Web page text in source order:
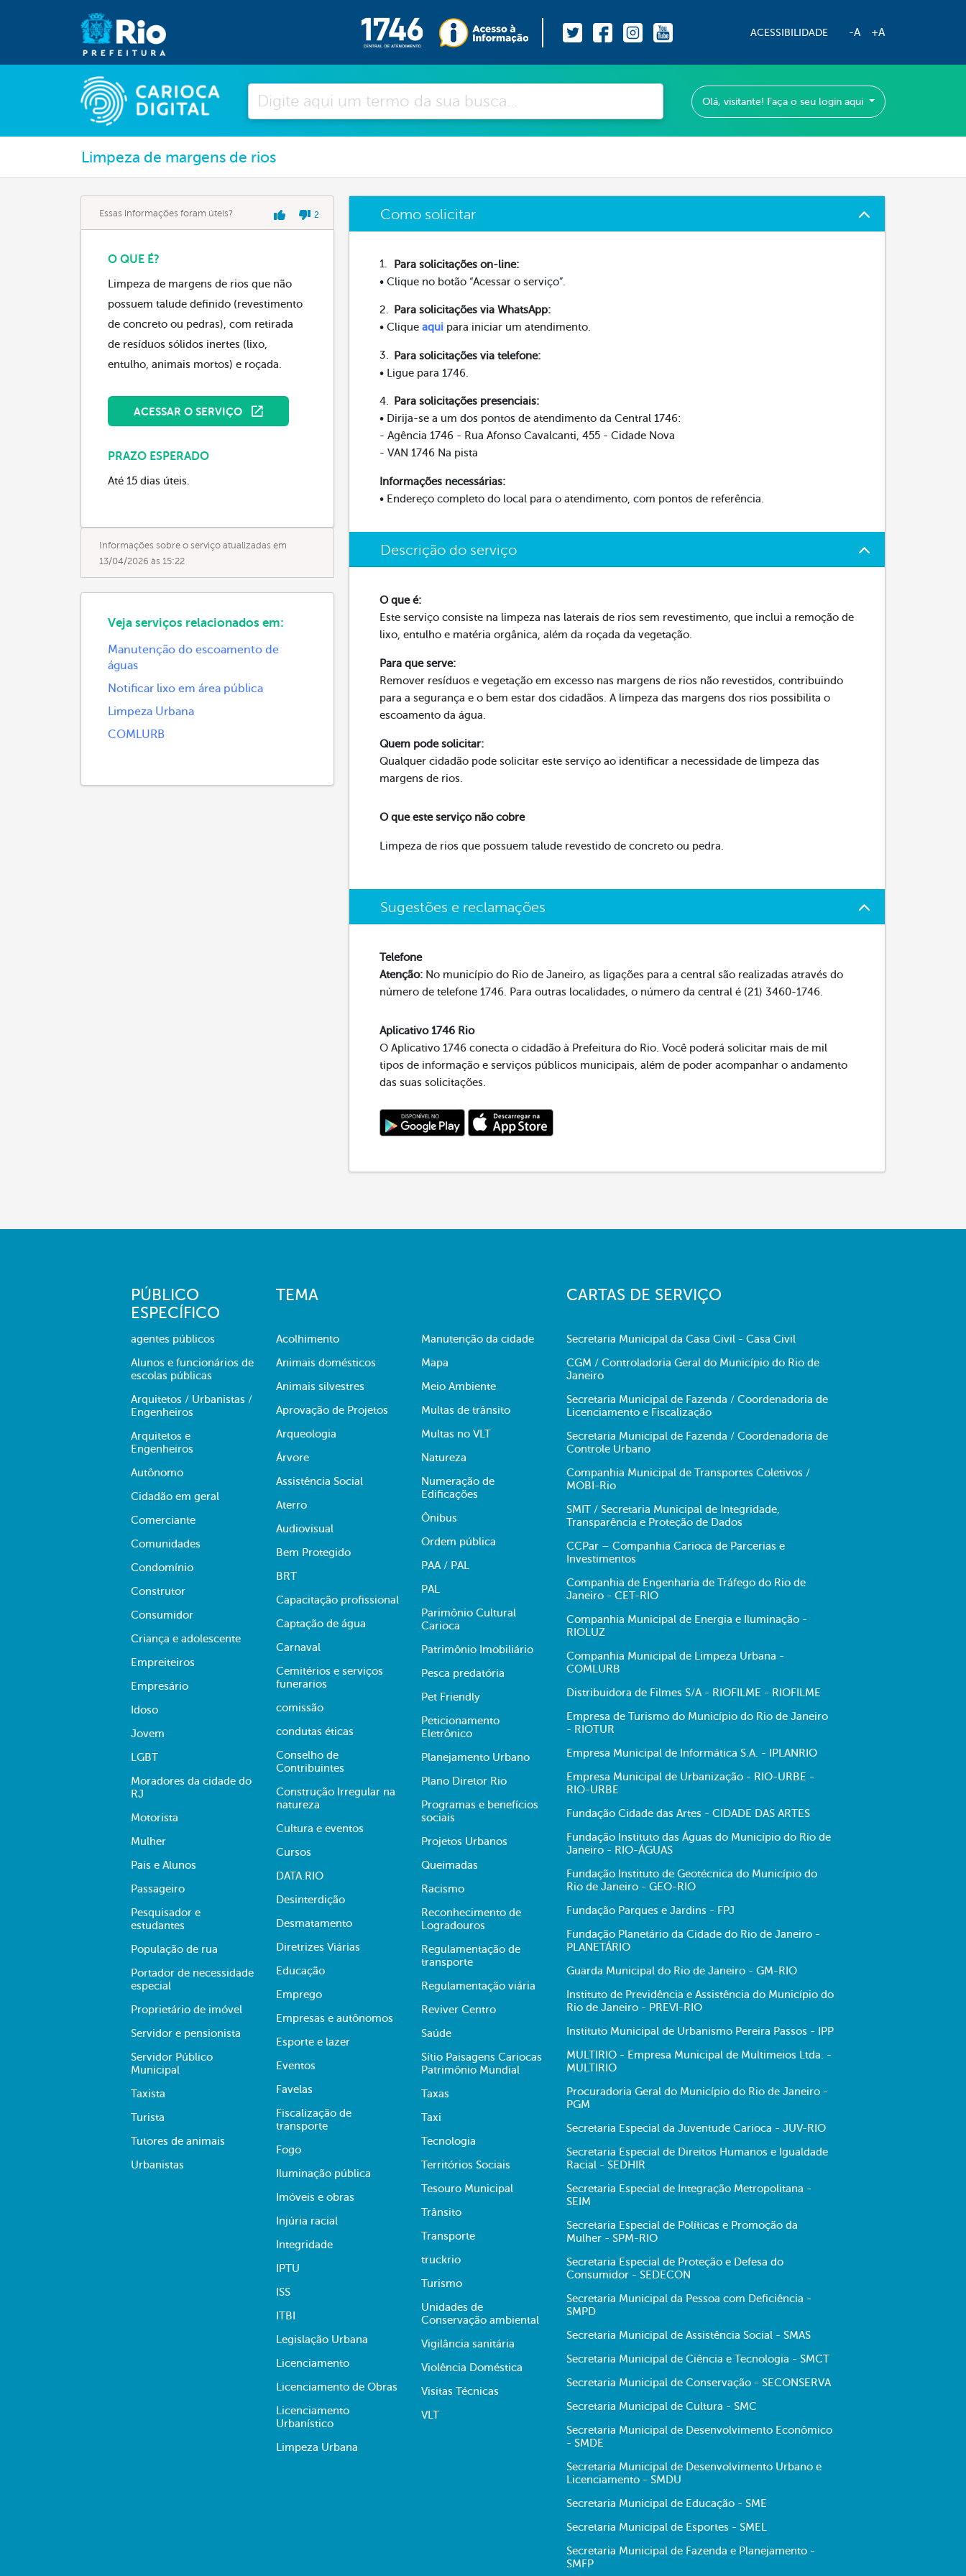
ACESSIBILIDADE -A +A
Pesquisar
Olá, visitante! Faça o seu login aqui
Limpeza de margens de rios
Essas informações foram úteis? 2
O QUE É?
Limpeza de margens de rios que não
possuem talude definido (revestimento
de concreto ou pedras), com retirada
de resíduos sólidos inertes (lixo,
entulho, animais mortos) e roçada.
ACESSAR O SERVIÇO
PRAZO ESPERADO
Até 15 dias úteis.
Informações sobre o serviço atualizadas em
13/04/2026 às 15:22
Veja serviços relacionados em:
Manutenção do escoamento de
águas
Notificar lixo em área pública
Limpeza Urbana
COMLURB
Como solicitar
Para solicitações on-line:
• Clique no botão “Acessar o serviço”.
Para solicitações via WhatsApp:
• Cliqueaqui para iniciar um atendimento.
Para solicitações via telefone:
• Ligue para 1746.
Para solicitações presenciais:
• Dirija-se a um dos pontos de atendimento da Central 1746:
- Agência 1746 - Rua Afonso Cavalcanti, 455 - Cidade Nova
- VAN 1746 Na pista
Informações necessárias:
• Endereço completo do local para o atendimento, com pontos de referência.
Descrição do serviço
O que é:
Este serviço consiste na limpeza nas laterais de rios sem revestimento, que inclui a remoção de
lixo, entulho e matéria orgânica, além da roçada da vegetação.
Para que serve:
Remover resíduos e vegetação em excesso nas margens de rios não revestidos, contribuindo
para a segurança e o bem estar dos cidadãos. A limpeza das margens dos rios possibilita o
escoamento da água.
Quem pode solicitar:
Qualquer cidadão pode solicitar este serviço ao identificar a necessidade de limpeza das
margens de rios.
O que este serviço não cobre
Limpeza de rios que possuem talude revestido de concreto ou pedra.
Sugestões e reclamações
Telefone
Atenção: No município do Rio de Janeiro, as ligações para a central são realizadas através do
número de telefone 1746. Para outras localidades, o número da central é (21) 3460-1746.
Aplicativo 1746 Rio
O Aplicativo 1746 conecta o cidadão à Prefeitura do Rio. Você poderá solicitar mais de mil
tipos de informação e serviços públicos municipais, além de poder acompanhar o andamento
das suas solicitações.
PÚBLICO
ESPECÍFICO
agentes públicos
Alunos e funcionários de
escolas públicas
Arquitetos / Urbanistas /
Engenheiros
Arquitetos e
Engenheiros
Autônomo
Cidadão em geral
Comerciante
Comunidades
Condomínio
Construtor
Consumidor
Criança e adolescente
Empreiteiros
Empresário
Idoso
Jovem
LGBT
Moradores da cidade do
RJ
Motorista
Mulher
Pais e Alunos
Passageiro
Pesquisador e
estudantes
População de rua
Portador de necessidade
especial
Proprietário de imóvel
Servidor e pensionista
Servidor Público
Municipal
Taxista
Turista
Tutores de animais
Urbanistas
TEMA
Acolhimento
Animais domésticos
Animais silvestres
Aprovação de Projetos
Arqueologia
Árvore
Assistência Social
Aterro
Audiovisual
Bem Protegido
BRT
Capacitação profissional
Captação de água
Carnaval
Cemitérios e serviços
funerarios
comissão
condutas éticas
Conselho de
Contribuintes
Construção Irregular na
natureza
Cultura e eventos
Cursos
DATA.RIO
Desinterdição
Desmatamento
Diretrizes Viárias
Educação
Emprego
Empresas e autônomos
Esporte e lazer
Eventos
Favelas
Fiscalização de
transporte
Fogo
Iluminação pública
Imóveis e obras
Injúria racial
Integridade
IPTU
ISS
ITBI
Legislação Urbana
Licenciamento
Licenciamento de Obras
Licenciamento
Urbanístico
Limpeza Urbana
Manutenção da cidade
Mapa
Meio Ambiente
Multas de trânsito
Multas no VLT
Natureza
Numeração de
Edificações
Ônibus
Ordem pública
PAA / PAL
PAL
Parimônio Cultural
Carioca
Patrimônio Imobiliário
Pesca predatória
Pet Friendly
Peticionamento
Eletrônico
Planejamento Urbano
Plano Diretor Rio
Programas e benefícios
sociais
Projetos Urbanos
Queimadas
Racismo
Reconhecimento de
Logradouros
Regulamentação de
transporte
Regulamentação viária
Reviver Centro
Saúde
Sítio Paisagens Cariocas
Patrimônio Mundial
Taxas
Taxi
Tecnologia
Territórios Sociais
Tesouro Municipal
Trânsito
Transporte
truckrio
Turismo
Unidades de
Conservação ambiental
Vigilância sanitária
Violência Doméstica
Visitas Técnicas
VLT
CARTAS DE SERVIÇO
Secretaria Municipal da Casa Civil - Casa Civil
CGM / Controladoria Geral do Município do Rio de
Janeiro
Secretaria Municipal de Fazenda / Coordenadoria de
Licenciamento e Fiscalização
Secretaria Municipal de Fazenda / Coordenadoria de
Controle Urbano
Companhia Municipal de Transportes Coletivos /
MOBI-Rio
SMIT / Secretaria Municipal de Integridade,
Transparência e Proteção de Dados
CCPar – Companhia Carioca de Parcerias e
Investimentos
Companhia de Engenharia de Tráfego do Rio de
Janeiro - CET-RIO
Companhia Municipal de Energia e Iluminação -
RIOLUZ
Companhia Municipal de Limpeza Urbana -
COMLURB
Distribuidora de Filmes S/A - RIOFILME - RIOFILME
Empresa de Turismo do Município do Rio de Janeiro
- RIOTUR
Empresa Municipal de Informática S.A. - IPLANRIO
Empresa Municipal de Urbanização - RIO-URBE -
RIO-URBE
Fundação Cidade das Artes - CIDADE DAS ARTES
Fundação Instituto das Águas do Município do Rio de
Janeiro - RIO-ÁGUAS
Fundação Instituto de Geotécnica do Município do
Rio de Janeiro - GEO-RIO
Fundação Parques e Jardins - FPJ
Fundação Planetário da Cidade do Rio de Janeiro -
PLANETÁRIO
Guarda Municipal do Rio de Janeiro - GM-RIO
Instituto de Previdência e Assistência do Município do
Rio de Janeiro - PREVI-RIO
Instituto Municipal de Urbanismo Pereira Passos - IPP
MULTIRIO - Empresa Municipal de Multimeios Ltda. -
MULTIRIO
Procuradoria Geral do Município do Rio de Janeiro -
PGM
Secretaria Especial da Juventude Carioca - JUV-RIO
Secretaria Especial de Direitos Humanos e Igualdade
Racial - SEDHIR
Secretaria Especial de Integração Metropolitana -
SEIM
Secretaria Especial de Políticas e Promoção da
Mulher - SPM-RIO
Secretaria Especial de Proteção e Defesa do
Consumidor - SEDECON
Secretaria Municipal da Pessoa com Deficiência -
SMPD
Secretaria Municipal de Assistência Social - SMAS
Secretaria Municipal de Ciência e Tecnologia - SMCT
Secretaria Municipal de Conservação - SECONSERVA
Secretaria Municipal de Cultura - SMC
Secretaria Municipal de Desenvolvimento Econômico
- SMDE
Secretaria Municipal de Desenvolvimento Urbano e
Licenciamento - SMDU
Secretaria Municipal de Educação - SME
Secretaria Municipal de Esportes - SMEL
Secretaria Municipal de Fazenda e Planejamento -
SMFP